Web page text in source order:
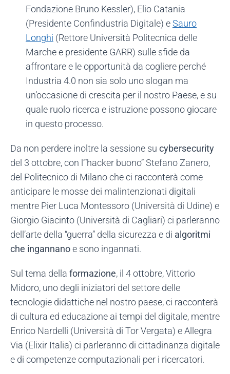
Fondazione Bruno Kessler), Elio Catania
(Presidente Confindustria Digitale) eSauro
Longhi (Rettore Università Politecnica delle
Marche e presidente GARR) sulle sfide da
affrontare e le opportunità da cogliere perché
Industria 4.0 non sia solo uno slogan ma
un’occasione di crescita per il nostro Paese, e su
quale ruolo ricerca e istruzione possono giocare
in questo processo.
Da non perdere inoltre la sessione su cybersecurity
del 3 ottobre, con l’“hacker buono” Stefano Zanero,
del Politecnico di Milano che ci racconterà come
anticipare le mosse dei malintenzionati digitali
mentre Pier Luca Montessoro (Università di Udine) e
Giorgio Giacinto (Università di Cagliari) ci parleranno
dell’arte della “guerra” della sicurezza e di algoritmi
che ingannanoe sono ingannati.
Sul tema della formazione, il 4 ottobre, Vittorio
Midoro, uno degli iniziatori del settore delle
tecnologie didattiche nel nostro paese, ci racconterà
di cultura ed educazione ai tempi del digitale, mentre
Enrico Nardelli (Università di Tor Vergata) e Allegra
Via (Elixir Italia) ci parleranno di cittadinanza digitale
e di competenze computazionali per i ricercatori.